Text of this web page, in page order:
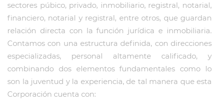
sectores púbico, privado, inmobiliario, registral, notarial,
financiero, notarial y registral, entre otros, que guardan
relación directa con la función jurídica e inmobiliaria.
Contamos con una estructura definida, con direcciones
especializadas, personal altamente calificado, y
combinando dos elementos fundamentales como lo
son la juventud y la experiencia, de tal manera que esta
Corporación cuenta con: